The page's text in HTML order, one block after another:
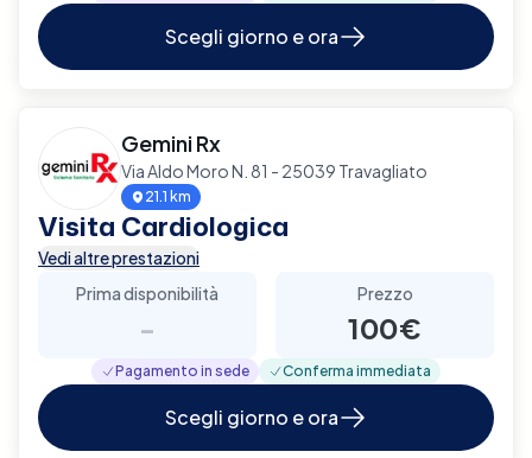
Scegli giorno e ora
Gemini Rx
Via Aldo Moro N. 81 - 25039 Travagliato
21.1 km
Visita Cardiologica
Vedi altre prestazioni
Prima disponibilità
-
Prezzo
100€
Pagamento in sede Conferma immediata
Scegli giorno e ora